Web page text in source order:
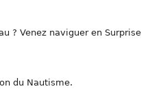
? Venez naviguer en Surprise
du Nautisme.